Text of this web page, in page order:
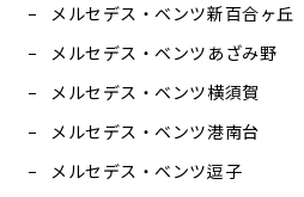
メルセデス・ベンツ新百合ヶ丘
メルセデス・ベンツあざみ野
メルセデス・ベンツ横須賀
メルセデス・ベンツ港南台
メルセデス・ベンツ逗子